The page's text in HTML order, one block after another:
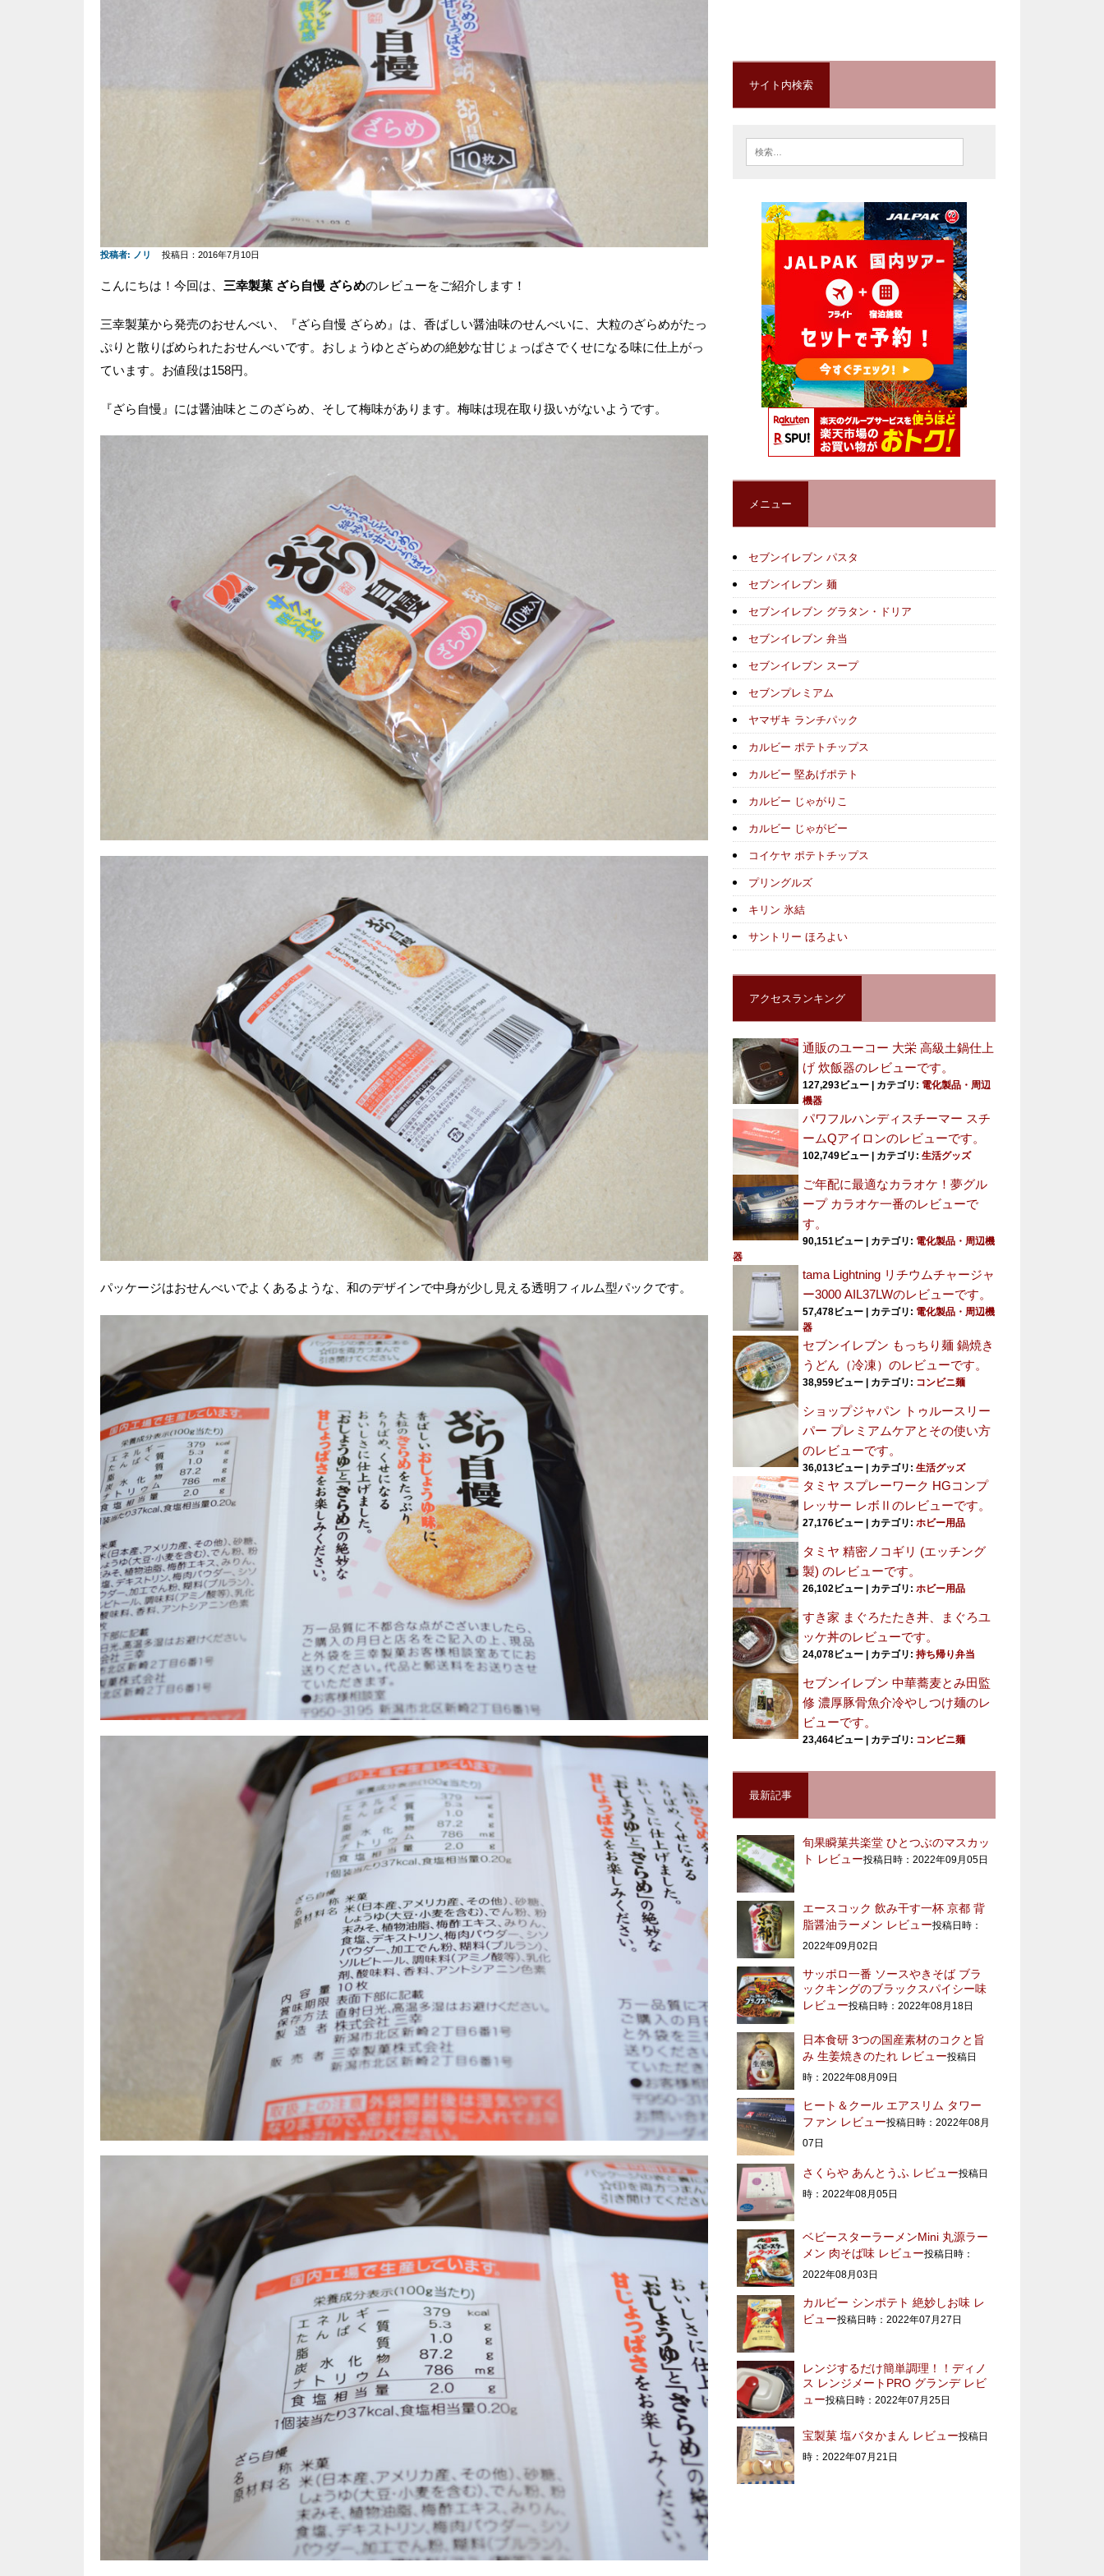
投稿者: ノリ 投稿日：2016年7月10日
こんにちは！今回は、 三幸製菓 ざら自慢 ざらめのレビューをご紹介します！
三幸製菓から発売のおせんべい、『ざら自慢 ざらめ』は、香ばしい醤油味のせんべいに、大粒のざらめがたっ
ぷりと散りばめられたおせんべいです。おしょうゆとざらめの絶妙な甘じょっぱさでくせになる味に仕上がっ
ています。お値段は158円。
『ざら自慢』には醤油味とこのざらめ、そして梅味があります。梅味は現在取り扱いがないようです。
パッケージはおせんべいでよくあるような、和のデザインで中身が少し見える透明フィルム型パックです。
サイト内検索
メニュー
セブンイレブン パスタ
セブンイレブン 麺
セブンイレブン グラタン・ドリア
セブンイレブン 弁当
セブンイレブン スープ
セブンプレミアム
ヤマザキ ランチパック
カルビー ポテトチップス
カルビー 堅あげポテト
カルビー じゃがりこ
カルビー じゃがビー
コイケヤ ポテトチップス
プリングルズ
キリン 氷結
サントリー ほろよい
アクセスランキング
通販のユーコー 大栄 高級土鍋仕上
げ 炊飯器のレビューです。
127,293ビュー | カテゴリ: 電化製品・周辺
機器
パワフルハンディスチーマー スチ
ームQアイロンのレビューです。
102,749ビュー | カテゴリ: 生活グッズ
ご年配に最適なカラオケ！夢グル
ープ カラオケ一番のレビューで
す。
90,151ビュー | カテゴリ: 電化製品・周辺機
器
tama Lightning リチウムチャージャ
ー3000 AIL37LWのレビューです。
57,478ビュー | カテゴリ: 電化製品・周辺機
器
セブンイレブン もっちり麺 鍋焼き
うどん（冷凍）のレビューです。
38,959ビュー | カテゴリ: コンビニ麺
ショップジャパン トゥルースリー
パー プレミアムケアとその使い方
のレビューです。
36,013ビュー | カテゴリ: 生活グッズ
タミヤ スプレーワーク HGコンプ
レッサー レボⅡのレビューです。
27,176ビュー | カテゴリ: ホビー用品
タミヤ 精密ノコギリ (エッチング
製) のレビューです。
26,102ビュー | カテゴリ: ホビー用品
すき家 まぐろたたき丼、まぐろユ
ッケ丼のレビューです。
24,078ビュー | カテゴリ: 持ち帰り弁当
セブンイレブン 中華蕎麦とみ田監
修 濃厚豚骨魚介冷やしつけ麺のレ
ビューです。
23,464ビュー | カテゴリ: コンビニ麺
最新記事
旬果瞬菓共楽堂 ひとつぶのマスカッ
ト レビュー投稿日時：2022年09月05日
エースコック 飲み干す一杯 京都 背
脂醤油ラーメン レビュー投稿日時：
2022年09月02日
サッポロ一番 ソースやきそば ブラ
ックキングのブラックスパイシー味
レビュー投稿日時：2022年08月18日
日本食研 3つの国産素材のコクと旨
み 生姜焼きのたれ レビュー投稿日
時：2022年08月09日
ヒート＆クール エアスリム タワー
ファン レビュー投稿日時：2022年08月
07日
さくらや あんとうふ レビュー投稿日
時：2022年08月05日
ベビースターラーメンMini 丸源ラー
メン 肉そば味 レビュー投稿日時：
2022年08月03日
カルビー シンポテト 絶妙しお味 レ
ビュー投稿日時：2022年07月27日
レンジするだけ簡単調理！！ディノ
ス レンジメートPRO グランデ レビ
ュー投稿日時：2022年07月25日
宝製菓 塩バタかまん レビュー投稿日
時：2022年07月21日